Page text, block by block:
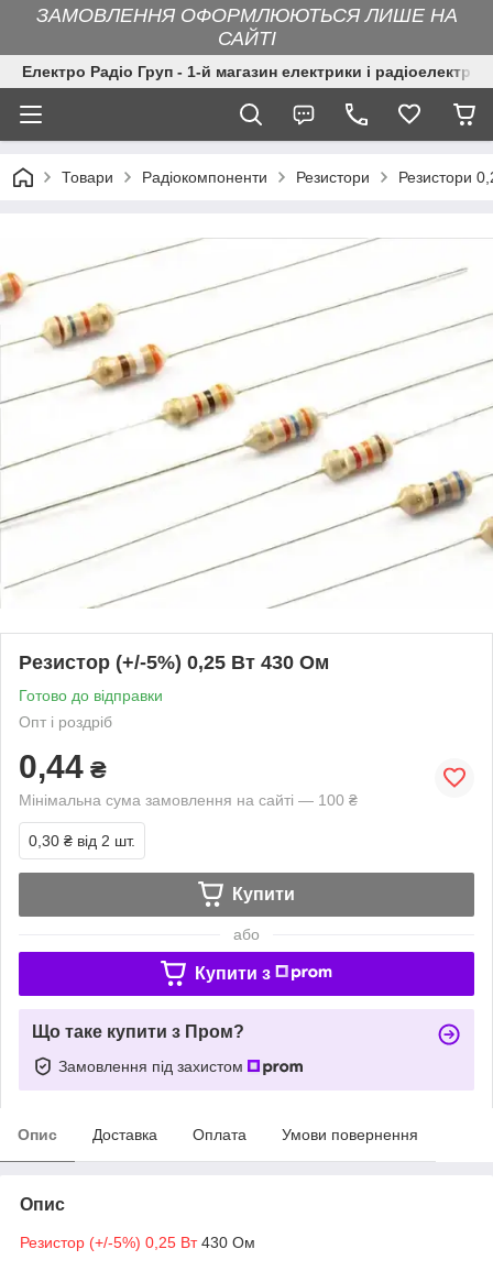
ЗАМОВЛЕННЯ ОФОРМЛЮЮТЬСЯ ЛИШЕ НА
САЙТІ
Електро Радіо Груп - 1-й магазин електрики і
Товари Радіокомпоненти Резистори Резистори
Резистор (+/-5%) 0,25 Вт 430 Ом
Готово до відправки
Опт і роздріб
0,44 ₴
Мінімальна сума замовлення на сайті — 100 ₴
0,30 ₴ від 2 шт.
Купити
або
Купити з
Що таке купити з Пром?
Замовлення під захистом
Опис Доставка Оплата Умови повернення
Опис
Резистор (+/-5%) 0,25 Вт430 Ом